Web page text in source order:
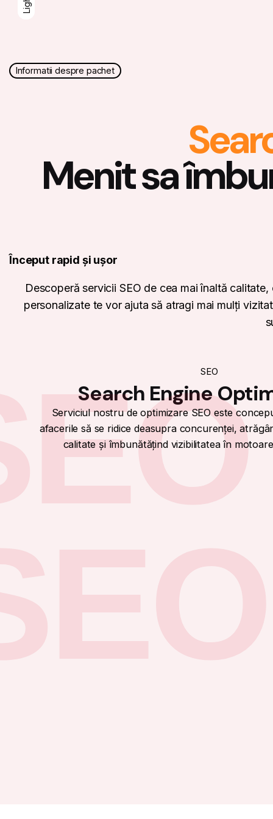
Light
Light
Dark
Informatii despre pachet
Menit sa
Început rapid și ușor
Descoperă servicii SEO de cea mai înaltă
personalizate te vor ajuta să atragi mai mulți
SEO
Search Engine
Serviciul nostru de optimizare SEO este
afacerile să se ridice deasupra concurenței,
calitate și îmbunătățind vizibilitatea în